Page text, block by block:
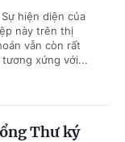
hiện diện của
này trên thị
vẫn còn rất
xứng với...
Thư ký